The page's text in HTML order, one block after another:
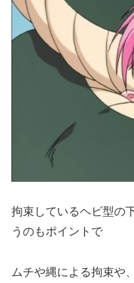
拘束しているヘビ型の
うのもポイントで
ムチや縄による拘束や